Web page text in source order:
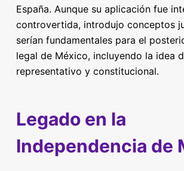
España. Aunque su aplicación fue
controvertida, introdujo conceptos
serían fundamentales para el
legal de México, incluyendo la idea
representativo y constitucional.
Legado en la
Independencia de